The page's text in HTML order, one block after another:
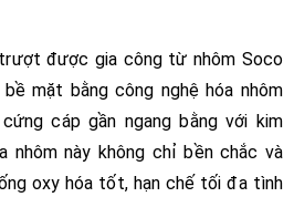
được gia công từ nhôm Soco
mặt bằng công nghệ hóa nhôm
cáp gần ngang bằng với kim
nhôm này không chỉ bền chắc và
oxy hóa tốt, hạn chế tối đa tình